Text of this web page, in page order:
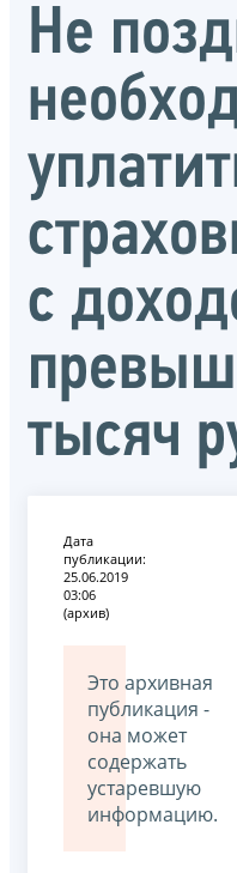
Не
с
тысяч
Дата
публикации:
25.06.2019
03:06
(архив)
Это архивная
публикация -
она может
содержать
устаревшую
информацию.